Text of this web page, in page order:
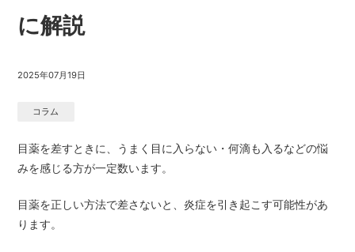
に解説
2025年07月19日
コラム
目薬を差すときに、うまく目に入らない・何滴も入るなどの悩
みを感じる方が一定数います。
目薬を正しい方法で差さないと、炎症を引き起こす可能性があ
ります。